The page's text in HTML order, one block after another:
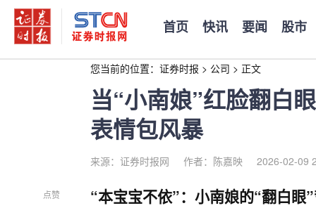
首页 快讯 要闻 股市
您当前的位置： 证券时报 > 公司 > 正文
当“小南娘”红脸翻白
表情包风暴
来源：证券时报网 作者：陈嘉映 2026-02-09
点赞 “本宝宝不依”：小南娘的“翻白眼